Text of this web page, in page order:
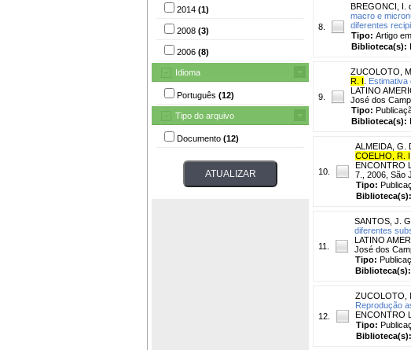
2014 (1)
2008 (3)
2006 (8)
Idioma
Português (12)
Tipo do arquivo
Documento (12)
8.
BREGONCI, I.
macro e
diferentes
Tipo: Artigo
Biblioteca(s):
9.
ZUCOLOTO, M.
R. I
Estimativa
LATINO
José dos
Tipo:
Biblioteca(s):
10.
ALMEIDA, G.
COELHO, R. I
ENCONTRO
7., 2006, São
Tipo:
Biblioteca(s):
11.
SANTOS, J.
diferentes
LATINO
José dos
Tipo:
Biblioteca(s):
12.
ZUCOLOTO,
Reprodução
ENCONTRO
Tipo:
Biblioteca(s):